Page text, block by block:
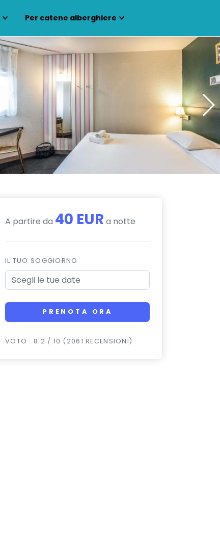
Per catene alberghiere
A partire da 40 EUR a notte
IL TUO SOGGIORNO
PRENOTA ORA
VOTO : 8.2 / 10 (2061 RECENSIONI)